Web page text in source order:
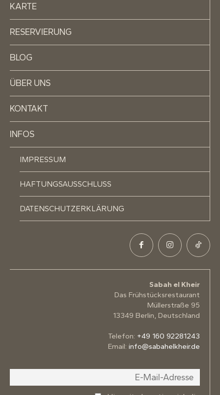
KARTE
RESERVIERUNG
BLOG
ÜBER UNS
KONTAKT
INFOS
IMPRESSUM
HAFTUNGSAUSSCHLUSS
DATENSCHUTZERKLÄRUNG
Sabah el Kheir
Das Frühstücksrestaurant
Müllerstraße 95
13349 Berlin, Deutschland
Telefon: +49 160 92281243
Email: info@sabahelkheir.de